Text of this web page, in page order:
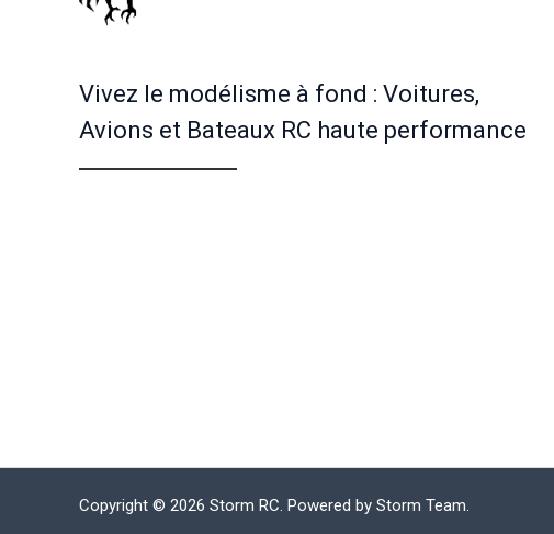
Vivez le modélisme à fond : Voitures,
Avions et Bateaux RC haute performance
Copyright © 2026 Storm RC. Powered by Storm Team.